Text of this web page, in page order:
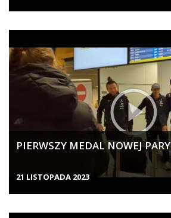
PIERWSZY MEDAL NOWEJ PARY
21 LISTOPADA 2023